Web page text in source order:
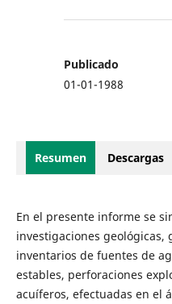
Publicado
01-01-1988
Resumen Descargas
En el presente informe se
investigaciones geológicas,
inventarios de fuentes de
estables, perforaciones
acuíferos, efectuadas en el